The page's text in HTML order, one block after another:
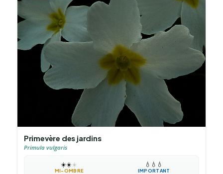
Primevère des jardins
Primula vulgaris
☀️☀️☀️
MI-OMBRE
💧 💧 💧
IMPORTANT